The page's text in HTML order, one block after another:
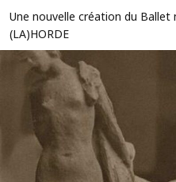
Une nouvelle création du Ballet
(LA)HORDE